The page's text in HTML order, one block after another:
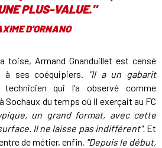
PLUS-VALUE."
D'ORNANO
toise, Armand Gnanduillet est censé
à ses coéquipiers.
"Il a un gabarit
qui l’a observé comme
Sochaux du temps où il exerçait au FC
un grand format, avec cette
Il ne laisse pas indifférent".Et
de métier, enfin. "Depuis le début,